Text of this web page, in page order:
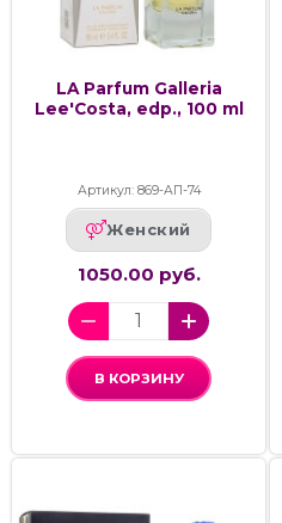
LA Parfum Galleria
Lee'Costa, edp., 100 ml
Артикул: 869-АП-74
Женский
1050.00 руб.
В КОРЗИНУ